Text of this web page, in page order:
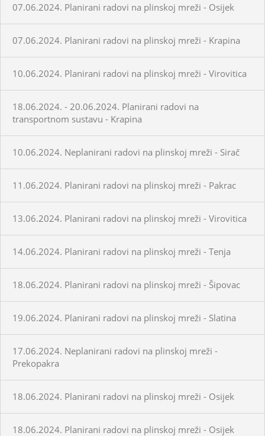
07.06.2024. Planirani radovi na plinskoj mreži - Osijek
07.06.2024. Planirani radovi na plinskoj mreži - Krapina
10.06.2024. Planirani radovi na plinskoj mreži - Virovitica
18.06.2024. - 20.06.2024. Planirani radovi na
transportnom sustavu - Krapina
10.06.2024. Neplanirani radovi na plinskoj mreži - Sirač
11.06.2024. Planirani radovi na plinskoj mreži - Pakrac
13.06.2024. Planirani radovi na plinskoj mreži - Virovitica
14.06.2024. Planirani radovi na plinskoj mreži - Tenja
18.06.2024. Planirani radovi na plinskoj mreži - Šipovac
19.06.2024. Planirani radovi na plinskoj mreži - Slatina
17.06.2024. Neplanirani radovi na plinskoj mreži -
Prekopakra
18.06.2024. Planirani radovi na plinskoj mreži - Osijek
18.06.2024. Planirani radovi na plinskoj mreži - Osijek